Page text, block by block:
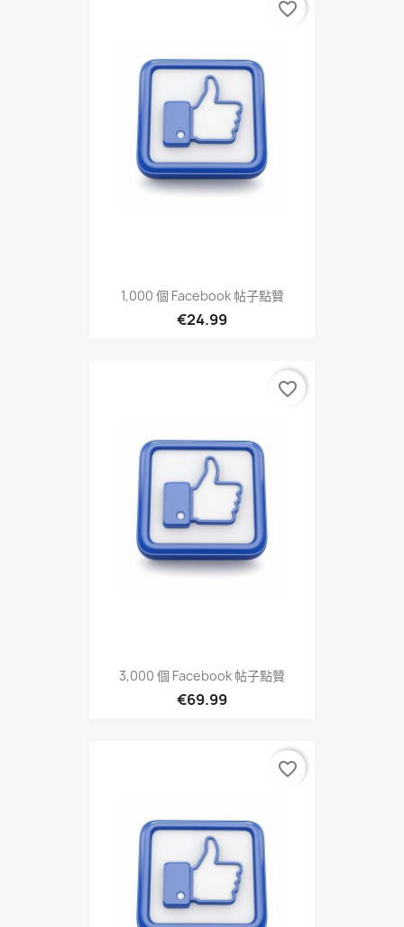
1,000 個 Facebook 帖子點贊
€24.99
favorite_border
3,000 個 Facebook 帖子點贊
€69.99
favorite_border
favorite_border